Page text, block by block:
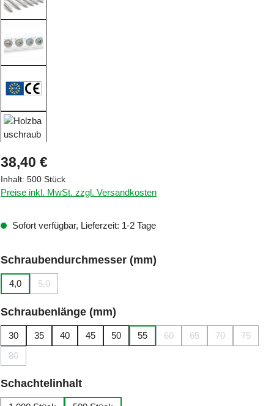
Regulärer Preis:
38,40 €
Inhalt: 500 Stück
Preise inkl. MwSt. zzgl. Versandkosten
Sofort verfügbar, Lieferzeit: 1-2 Tage
Schraubendurchmesser (mm)
4,0 5,0
(Diese Option ist zurzeit nicht verfügbar.)
Schraubenlänge (mm)
30 35 40 45 50 55 60 65 70 75
80
Schachtelinhaltauswählen